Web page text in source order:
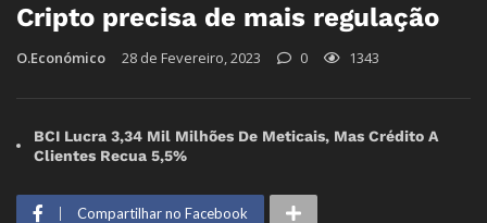
Cripto precisa de mais regulação
O.Económico 28 de Fevereiro, 2023 0 1343
BCI Lucra 3,34 Mil Milhões De Meticais, Mas Crédito A
Clientes Recua 5,5%
Compartilhar no Facebook